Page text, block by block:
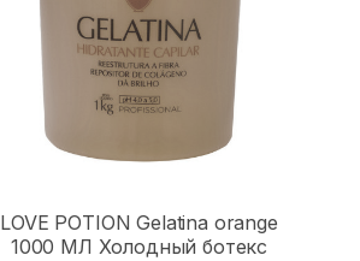
LOVE POTION Gelatina orange
1000 МЛ Холодный ботекс